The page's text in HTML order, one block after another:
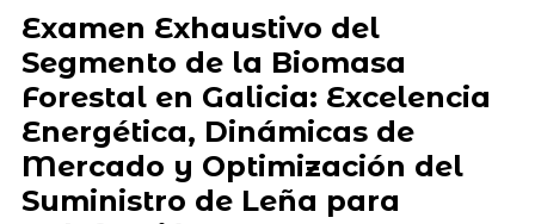
Examen Exhaustivo del
Segmento de la Biomasa
Forestal en Galicia: Excelencia
Energética, Dinámicas de
Mercado y Optimización del
Suministro de Leña para